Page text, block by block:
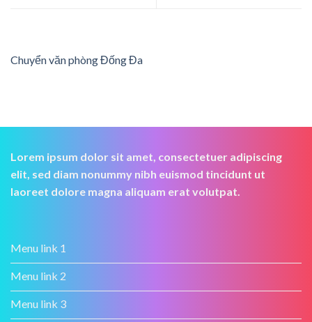
Chuyển văn phòng Đống Đa
Lorem ipsum dolor sit amet, consectetuer adipiscing
elit, sed diam nonummy nibh euismod tincidunt ut
laoreet dolore magna aliquam erat volutpat.
Menu link 1
Menu link 2
Menu link 3